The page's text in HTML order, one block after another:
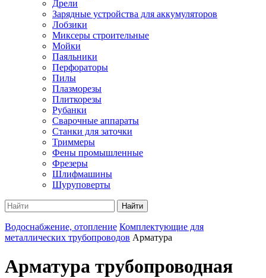
Дрели
Зарядные устройства для аккумуляторов
Лобзики
Миксеры строительные
Мойки
Паяльники
Перфораторы
Пилы
Плазморезы
Плиткорезы
Рубанки
Сварочные аппараты
Станки для заточки
Триммеры
Фены промышленные
Фрезеры
Шлифмашины
Шуруповерты
Найти
Водоснабжение, отопление Комплектующие для
металлических трубопроводов Арматура
Арматура трубопроводная